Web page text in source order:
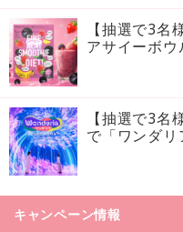
【抽選で3
アサイーボウ
【抽選で3名
で「ワンダリ
キャンペーン情報